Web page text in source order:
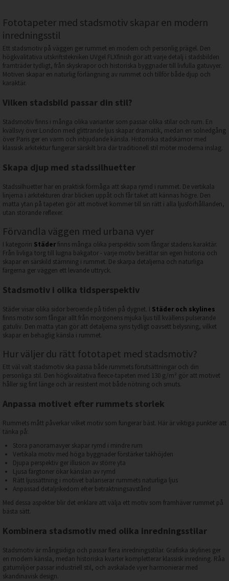
Fototapeter med stadsmotiv skapar en modern
inredningsstil
Ett stadsmotiv på väggen ger rummet en modern och personlig prägel. Den
högkvalitativa utskriftstekniken UVgel FLXfinish gör att varje detalj i stadsbilden
framträder tydligt, från skyskrapor och historiska byggnader till livfulla gatuvyer.
Motiven skapar en naturlig förlängning av rummet och tillför både djup och
karaktär.
Vilken stadsbild passar din stil?
Stadsmotiv finns i många olika varianter som passar olika stilar och rum. En
kvällsvy över London med glittrande ljus skapar dramatik, medan en solnedgång
över Paris ger en varm och inbjudande känsla. Historiska stadskärnor med
klassisk arkitektur fungerar särskilt bra där traditionell stil möter moderna inslag.
Skapa djup med stadssilhuetter
Stadssilhuetter har en praktisk förmåga att skapa rymd i rummet. De vertikala
linjerna i arkitekturen drar blicken uppåt och får taket att kännas högre. Den
matta ytan på tapeten gör att motivet kommer till sin rätt i alla ljusförhållanden,
utan störande reflexer.
Förvandla väggen med urbana vyer
I kategorin Städerfinns många olika perspektiv som fångar stadens karaktär.
Från livliga torg till lugna bakgator - varje motiv berättar sin egen historia och
skapar en särskild stämning i rummet. De skarpa detaljerna och naturliga
färgerna ger väggen ett levande uttryck.
Stadsmotiv i olika tidsperspektiv
Städer visar olika sidor beroende på tiden på dygnet. I Städer och skylines
finns motiv som fångar allt från morgonens mjuka ljus till kvällens pulserande
gatuliv. Den matta ytan gör att detaljerna syns tydligt oavsett belysning, vilket
skapar en behaglig känsla i rummet.
Hur väljer du rätt fototapet med stadsmotiv?
Ett väl valt stadsmotiv ska passa både rummets förutsättningar och din
personliga stil. Den högkvalitativa fleece-tapeten med 130 g/m² gör att motivet
håller sig fint länge och är resistent mot både nötning och smuts.
Anpassa motivet efter rummets storlek
Rummets mått påverkar vilket motiv som fungerar bäst. Här är viktiga punkter att
tänka på:
Stora panoramavyer skapar rymd i mindre rum
Vertikala motiv med höga byggnader förstärker takhöjden
Djupa perspektiv ger illusion av större yta
Ljusa färgtoner ökar känslan av rymd
Rätt ljussättning i motivet balanserar rummets naturliga ljus
Anpassad detaljrikedom efter betraktningsavstånd
Med dessa aspekter blir det enklare att välja ett motiv som framhäver rummet på
bästa sätt.
Kombinera stadsmotiv med olika inredningsstilar
Stadsmotiv är mångsidiga och passar flera inredningsstilar. Grafiska skylines ger
en modern känsla, medan historiska kvarter kompletterar klassisk inredning. Råa
gatumiljöer passar industriell stil, och avskalade vyer harmonierar med
skandinavisk design.